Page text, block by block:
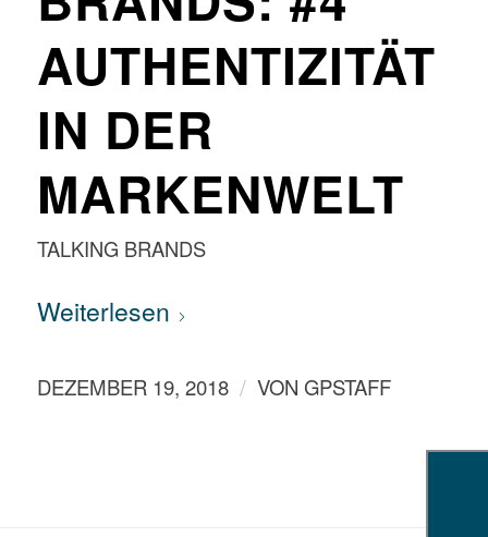
AUTHENTIZITÄT
IN DER
MARKENWELT
TALKING BRANDS
Weiterlesen
DEZEMBER 19, 2018 / VON GPSTAFF